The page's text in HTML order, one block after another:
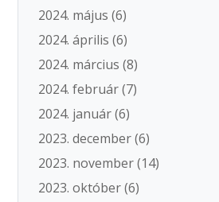
2024. május (6)
2024. április (6)
2024. március (8)
2024. február(7)
2024. január(6)
2023. december(6)
2023. november(14)
2023. október(6)